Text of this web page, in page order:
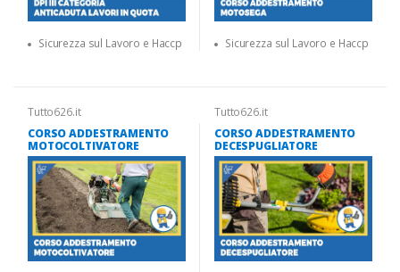
Sicurezza sul Lavoro e Haccp Sicurezza sul Lavoro e Haccp
Tutto626.it
CORSO ADDESTRAMENTO
MOTOCOLTIVATORE
Tutto626.it
CORSO ADDESTRAMENTO
DECESPUGLIATORE